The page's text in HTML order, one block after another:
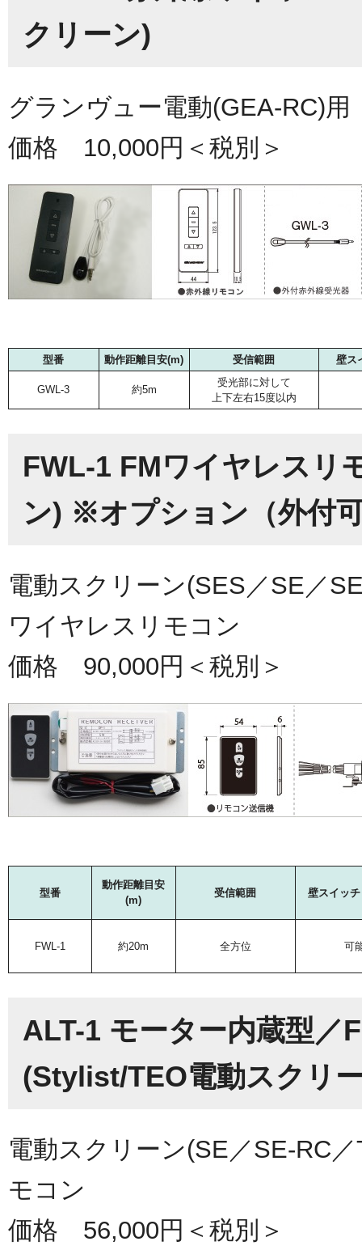
クリーン)
グランヴュー電動(GEA-RC)
価格 10,000円＜税別＞
型番 動作距離目安(m) 受信範囲 壁ス
GWL-3 約5m
受光部に対して
上下左右15度以内
FWL-1 FMワイヤレスリ
ン) ※オプション（外付
電動スクリーン(SES／SE／
ワイヤレスリモコン
価格 90,000円＜税別＞
型番
動作距離目安
(m)
受信範囲 壁スイッ
FWL-1 約20m 全方位 可
ALT-1 モーター内蔵型／
(Stylist/TEO電動スクリ
電動スクリーン(SE／SE-RC
モコン
価格 56,000円＜税別＞